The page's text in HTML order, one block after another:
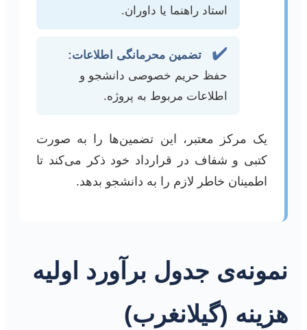
استاد راهنما یا داوران.
✔️
تضمین محرمانگی اطلاعات:
حفظ حریم خصوصی دانشجو و
اطلاعات مربوط به پروژه.
یک مرکز معتبر، این تضمین‌ها را به صورت
کتبی و شفاف در قرارداد خود ذکر می‌کند تا
اطمینان خاطر لازم را به دانشجو بدهد.
نمونه‌ی جدول برآورد اولیه
هزینه (گیلانغرب)